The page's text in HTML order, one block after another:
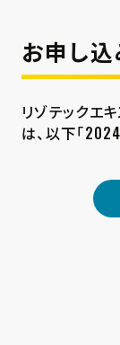
お申し
リゾテックエ
は、以下「